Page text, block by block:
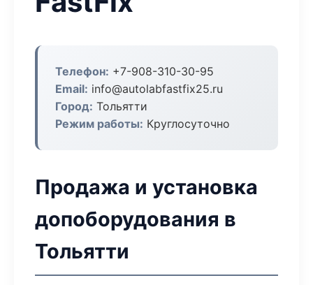
Телефон: +7-908-310-30-95
Email: info@autolabfastfix25.ru
Город: Тольятти
Режим работы: Круглосуточно
Продажа и установка
допоборудования в
Тольятти